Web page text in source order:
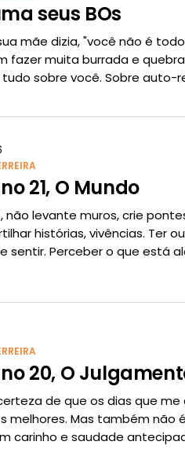
seus BOs
mãe dizia, "você não é
fazer muita burrada e
tudo sobre você. Sobre
21, O Mundo
não levante muros, crie
histórias, vivências. Ter
sentir. Perceber o que está
20, O
de que os dias que
melhores. Mas também não
carinho e saudade